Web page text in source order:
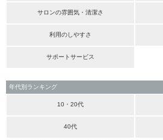
サロンの雰囲気・清潔さ
利用のしやすさ
サポートサービス
年代別ランキング
10・20代
40代